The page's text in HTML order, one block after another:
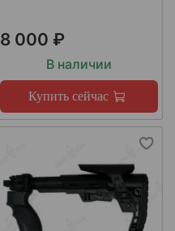
8 000 ₽
В наличии
Купить сейчас